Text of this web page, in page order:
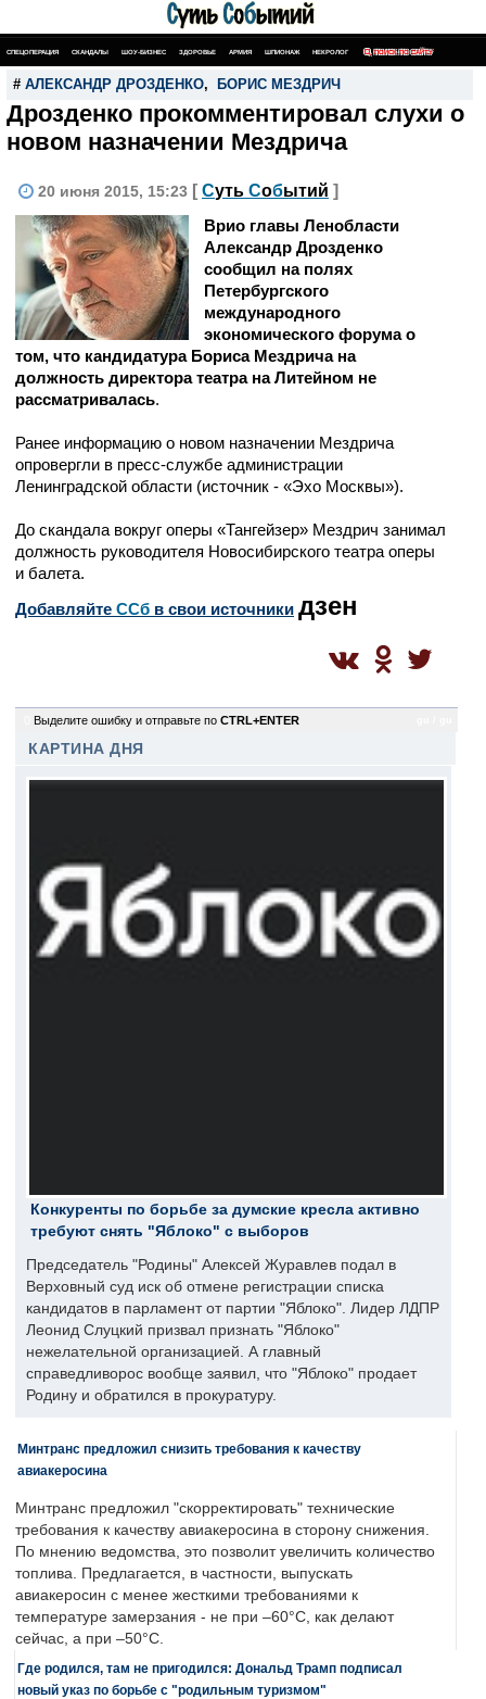
СПЕЦОПЕРАЦИЯ СКАНДАЛЫ ШОУ-БИЗНЕС ЗДОРОВЬЕ АРМИЯ ШПИОНАЖ НЕКРОЛОГ ПОИСК ПО САЙТУ
# АЛЕКСАНДР ДРОЗДЕНКО, БОРИС МЕЗДРИЧ
Дрозденко прокомментировал слухи о
новом назначении Мездрича
20 июня 2015, 15:23 [ Суть Событий ]
Врио главы Ленобласти
Александр Дрозденко
сообщил на полях
Петербургского
международного
экономического форума о
том, что кандидатура Бориса Мездрича на
должность директора театра на Литейном не
рассматривалась.
Ранее информацию о новом назначении Мездрича
опровергли в пресс-службе администрации
Ленинградской области (источник - «Эхо Москвы»).
До скандала вокруг оперы «Тангейзер» Мездрич занимал
должность руководителя Новосибирского театра оперы
и балета.
Добавляйте CСб в свои источники дзен
Выделите ошибку и отправьте по CTRL+ENTER
КАРТИНА ДНЯ
Конкуренты по борьбе за думские кресла активно
требуют снять "Яблоко" с выборов
Председатель "Родины" Алексей Журавлев подал в
Верховный суд иск об отмене регистрации списка
кандидатов в парламент от партии "Яблоко". Лидер ЛДПР
Леонид Слуцкий призвал признать "Яблоко"
нежелательной организацией. А главный
справедливорос вообще заявил, что "Яблоко" продает
Родину и обратился в прокуратуру.
Минтранс предложил снизить требования к качеству
авиакеросина
Минтранс предложил "скорректировать" технические
требования к качеству авиакеросина в сторону снижения.
По мнению ведомства, это позволит увеличить количество
топлива. Предлагается, в частности, выпускать
авиакеросин с менее жесткими требованиями к
температуре замерзания - не при –60°C, как делают
сейчас, а при –50°C.
Где родился, там не пригодился: Дональд Трамп подписал
новый указ по борьбе с "родильным туризмом"